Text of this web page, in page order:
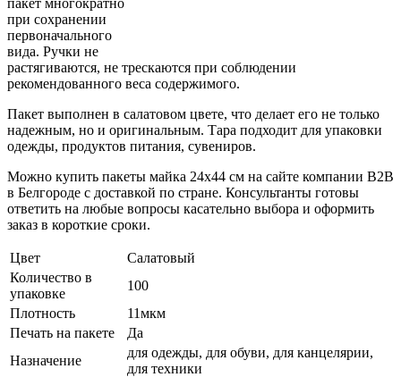
при сохранении
первоначального
вида. Ручки не
растягиваются, не трескаются при соблюдении
рекомендованного веса содержимого.
Пакет выполнен в салатовом цвете, что делает его не только
надежным, но и оригинальным. Тара подходит для упаковки
одежды, продуктов питания, сувениров.
Можно купить пакеты майка 24x44 см на сайте компании В2В
в Белгороде с доставкой по стране. Консультанты готовы
ответить на любые вопросы касательно выбора и оформить
заказ в короткие сроки.
Цвет
Салатовый
Количество в
упаковке
100
Плотность
11мкм
Печать на пакете
Да
Назначение
для одежды, для обуви, для канцелярии,
для техники